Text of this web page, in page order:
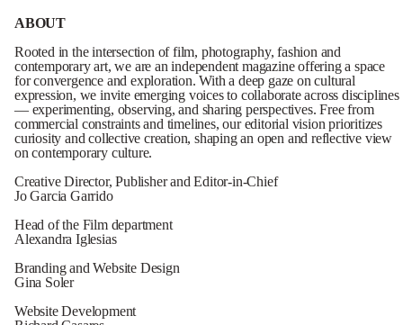
ABOUT
Rooted in the intersection of film, photography, fashion and
contemporary art, we are an independent magazine offering a space
for convergence and exploration. With a deep gaze on cultural
expression, we invite emerging voices to collaborate across disciplines
— experimenting, observing, and sharing perspectives. Free from
commercial constraints and timelines, our editorial vision prioritizes
curiosity and collective creation, shaping an open and reflective view
on contemporary culture.
Creative Director, Publisher and Editor-in-Chief
Jo Garcia Garrido
Head of the Film department
Alexandra Iglesias
Branding and Website Design
Gina Soler
Website Development